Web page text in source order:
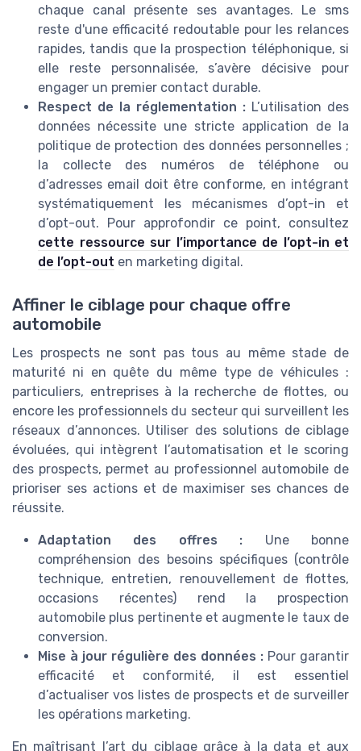
chaque canal présente ses avantages. Le sms
reste d'une efficacité redoutable pour les relances
rapides, tandis que la prospection téléphonique, si
elle reste personnalisée, s’avère décisive pour
engager un premier contact durable.
Respect de la réglementation : L’utilisation des
données nécessite une stricte application de la
politique de protection des données personnelles ;
la collecte des numéros de téléphone ou
d’adresses email doit être conforme, en intégrant
systématiquement les mécanismes d’opt-in et
d’opt-out. Pour approfondir ce point, consultez
cette ressource sur l’importance de l’opt-in et
de l’opt-out en marketing digital.
Affiner le ciblage pour chaque offre
automobile
Les prospects ne sont pas tous au même stade de
maturité ni en quête du même type de véhicules :
particuliers, entreprises à la recherche de flottes, ou
encore les professionnels du secteur qui surveillent les
réseaux d’annonces. Utiliser des solutions de ciblage
évoluées, qui intègrent l’automatisation et le scoring
des prospects, permet au professionnel automobile de
prioriser ses actions et de maximiser ses chances de
réussite.
Adaptation des offres : Une bonne
compréhension des besoins spécifiques (contrôle
technique, entretien, renouvellement de flottes,
occasions récentes) rend la prospection
automobile plus pertinente et augmente le taux de
conversion.
Mise à jour régulière des données : Pour garantir
efficacité et conformité, il est essentiel
d’actualiser vos listes de prospects et de surveiller
les opérations marketing.
En maîtrisant l’art du ciblage grâce à la data et aux